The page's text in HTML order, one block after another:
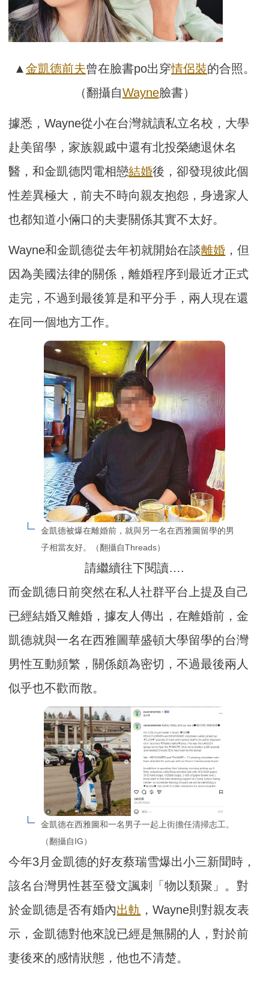
▲ 金凱德前夫曾在臉書po出穿情侶裝的合照。
（翻攝自Wayne臉書）
據悉，Wayne從小在台灣就讀私立名校，大學
赴美留學，家族親戚中還有北投榮總退休名
醫，和金凱德閃電相戀結婚後，卻發現彼此個
性差異極大，前夫不時向親友抱怨，身邊家人
也都知道小倆口的夫妻關係其實不太好。
Wayne和金凱德從去年初就開始在談離婚 ，但
因為美國法律的關係，離婚程序到最近才正式
走完，不過到最後算是和平分手，兩人現在還
在同一個地方工作。
金凱德被爆在離婚前，就與另一名在西雅圖留學的男
子相當友好。（翻攝自Threads）
請繼續往下閱讀….
而金凱德日前突然在私人社群平台上提及自己
已經結婚又離婚，據友人傳出，在離婚前，金
凱德就與一名在西雅圖華盛頓大學留學的台灣
男性互動頻繁，關係頗為密切，不過最後兩人
似乎也不歡而散。
金凱德在西雅圖和一名男子一起上街擔任清掃志工。
（翻攝自IG）
今年3月金凱德的好友蔡瑞雪爆出小三新聞時，
該名台灣男性甚至發文諷刺「物以類聚」。對
於金凱德是否有婚內出軌 ，Wayne則對親友表
示，金凱德對他來說已經是無關的人，對於前
妻後來的感情狀態，他也不清楚。